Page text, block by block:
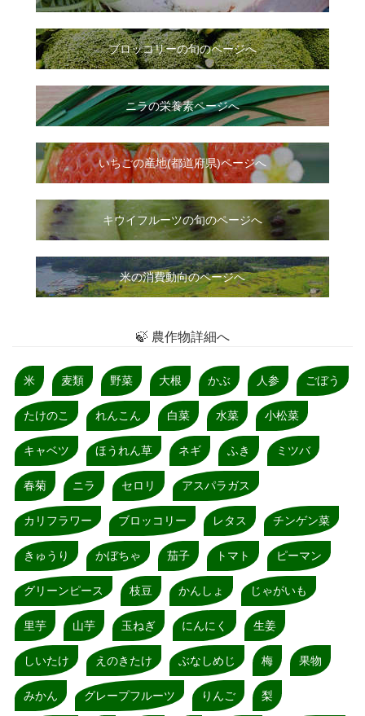
ブロッコリーの旬のページへ
ニラの栄養素ページへ
いちごの産地(都道府県)ページへ
キウイフルーツの旬のページへ
米の消費動向のページへ
🍃 農作物詳細へ
米 麦類 野菜 大根 かぶ 人参 ごぼう
たけのこ れんこん 白菜 水菜 小松菜
キャベツ ほうれん草 ネギ ふき ミツバ
春菊 ニラ セロリ アスパラガス
カリフラワー ブロッコリー レタス チンゲン菜
きゅうり かぼちゃ 茄子 トマト ピーマン
グリーンピース 枝豆 かんしょ じゃがいも
里芋 山芋 玉ねぎ にんにく 生姜
しいたけ えのきたけ ぶなしめじ 梅 果物
みかん グレープフルーツ りんご 梨